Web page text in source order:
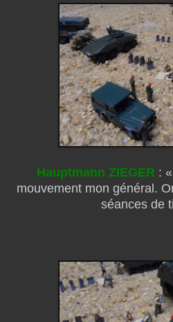
Hauptmann ZIEGER :
mouvement mon général.
séances de